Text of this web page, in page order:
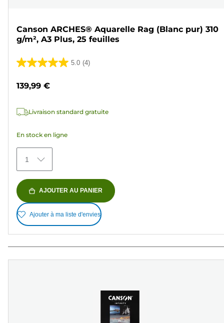
Canson ARCHES® Aquarelle Rag (Blanc pur) 310
g/m², A3 Plus, 25 feuilles
5.0 (4)
5.0
5
4
139,99 €
Livraison standard gratuite
En stock en ligne
1
AJOUTER AU PANIER
Ajouter à ma liste d'envies